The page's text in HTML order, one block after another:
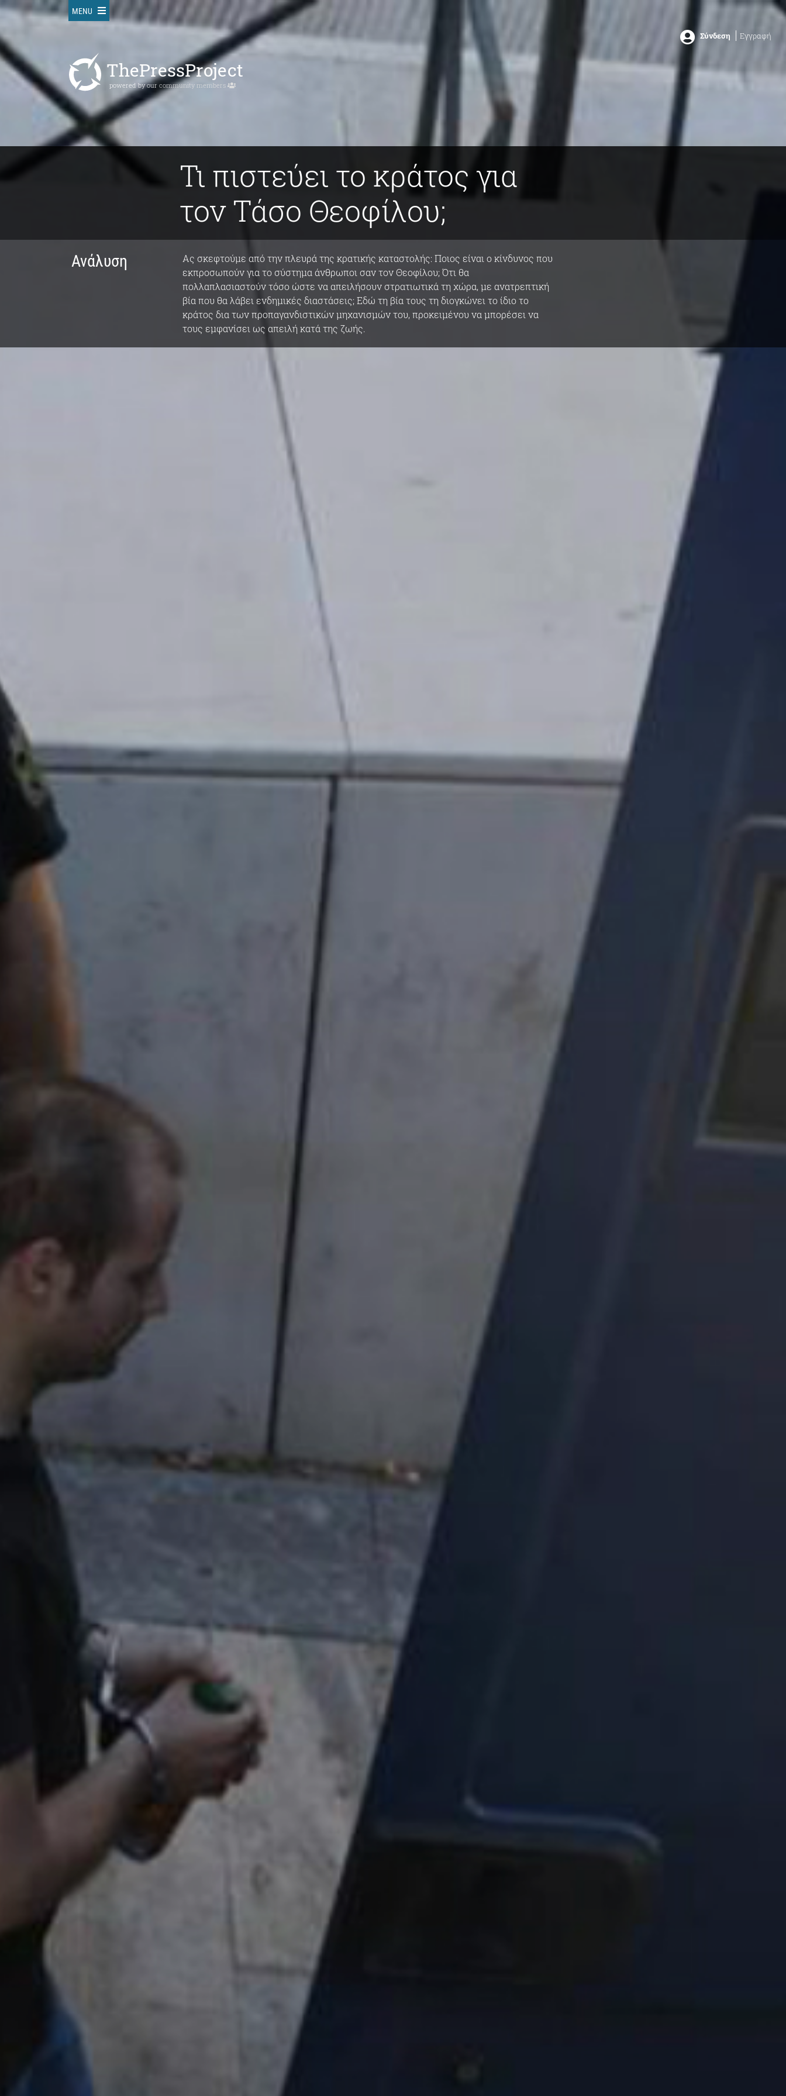
MENU
Σύνδεση Εγγραφή
ThePressProject
powered by our community members
Τι πιστεύει το κράτος για
τον Τάσο Θεοφίλου;
Ανάλυση
Ας σκεφτούμε από την πλευρά της κρατικής καταστολής: Ποιος είναι ο κίνδυνος που
εκπροσωπούν για το σύστημα άνθρωποι σαν τον Θεοφίλου; Ότι θα
πολλαπλασιαστούν τόσο ώστε να απειλήσουν στρατιωτικά τη χώρα, με ανατρεπτική
βία που θα λάβει ενδημικές διαστάσεις; Εδώ τη βία τους τη διογκώνει το ίδιο το
κράτος δια των προπαγανδιστικών μηχανισμών του, προκειμένου να μπορέσει να
τους εμφανίσει ως απειλή κατά της ζωής.